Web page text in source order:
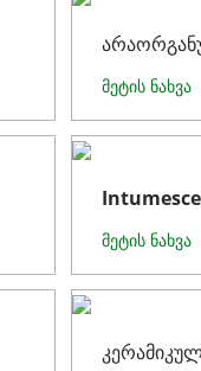
მეტის ნახვა
მეტის ნახვა